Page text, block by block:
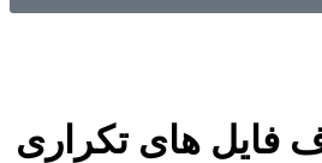
فایل های تکراری